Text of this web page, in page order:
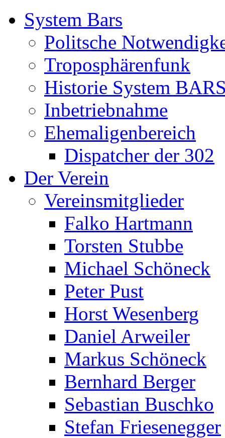
System Bars
Politsche
Troposphärenfunk
Historie System
Inbetriebnahme
Ehemaligenbereich
Dispatcher der 302
Der Verein
Vereinsmitglieder
Falko Hartmann
Torsten Stubbe
Michael Schöneck
Peter Pust
Horst Wesenberg
Daniel Arweiler
Markus Schöneck
Bernhard Berger
Sebastian Buschko
Stefan Friesenegger